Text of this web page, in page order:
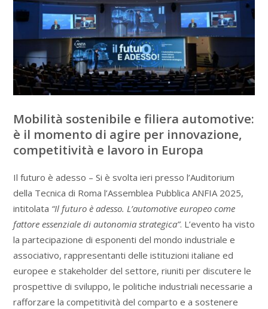
Mobilità sostenibile e filiera automotive:
è il momento di agire per innovazione,
competitività e lavoro in Europa
Il futuro è adesso – Si è svolta ieri presso l’Auditorium
della Tecnica di Roma l’Assemblea Pubblica ANFIA 2025,
intitolata “Il futuro è adesso. L’automotive europeo come
fattore essenziale di autonomia strategica”. L’evento ha visto
la partecipazione di esponenti del mondo industriale e
associativo, rappresentanti delle istituzioni italiane ed
europee e stakeholder del settore, riuniti per discutere le
prospettive di sviluppo, le politiche industriali necessarie a
rafforzare la competitività del comparto e a sostenere